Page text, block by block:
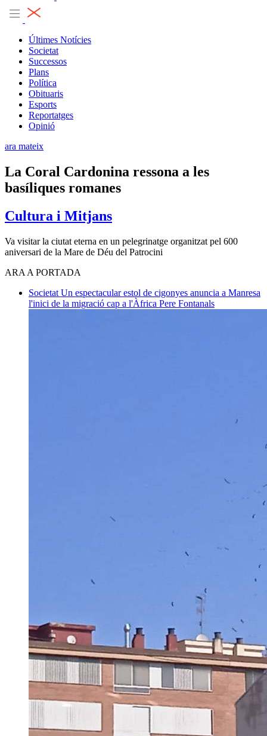
Últimes Notícies
Societat
Successos
Plans
Política
Obituaris
Esports
Reportatges
Opinió
ara mateix
La Coral Cardonina ressona a les
basíliques romanes
Cultura i Mitjans
Va visitar la ciutat eterna en un pelegrinatge organitzat pel 600
aniversari de la Mare de Déu del Patrocini
ARA A PORTADA
Societat Un espectacular estol de cigonyes anuncia a Manresa
l'inici de la migració cap a l'Àfrica Pere Fontanals